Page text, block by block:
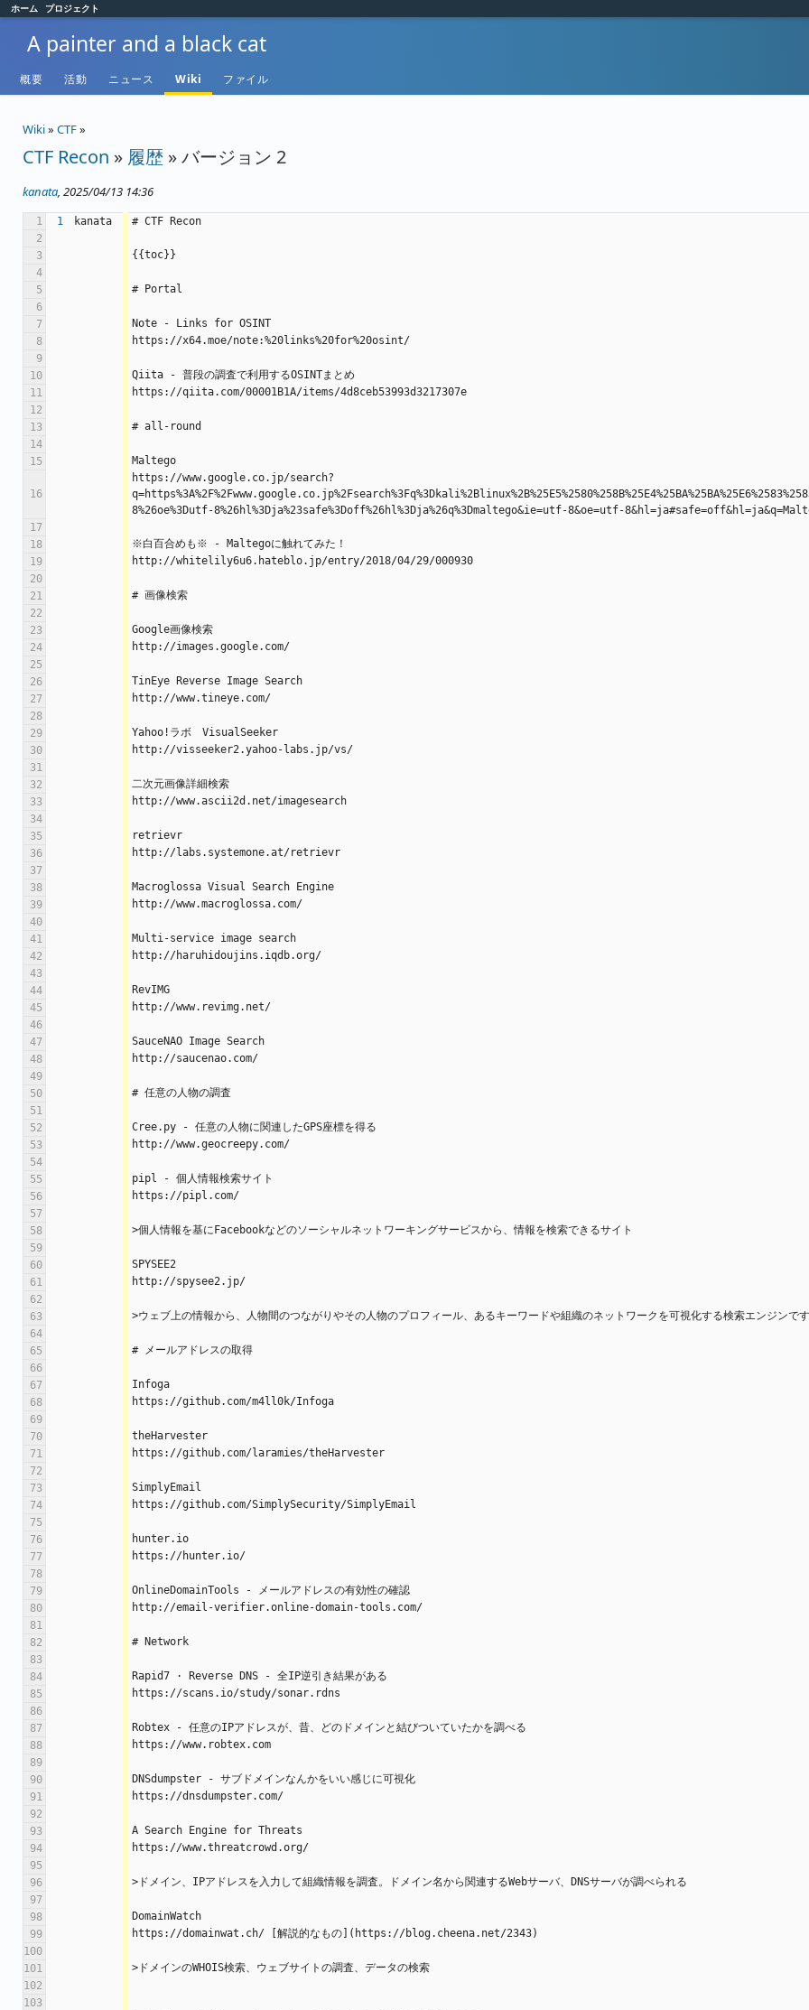
ホーム プロジェクト
A painter and a black cat
概要 活動 ニュース Wiki ファイル
Wiki» CTF»
CTF Recon » 履歴 » バージョン 2
kanata, 2025/04/13 14:36
1 1 kanata
# CTF Recon
2
3
{{toc}}
4
5
# Portal
6
7
Note - Links for OSINT
8
https://x64.moe/note:%20links%20for%20osint/
9
10
Qiita - 普段の調査で利用するOSINTまとめ
11
https://qiita.com/00001B1A/items/4d8ceb53993d3217307e
12
13
# all-round
14
15
Maltego
16
https://www.google.co.jp/search?
8%26oe%3Dutf-8%26hl%3Dja%23safe%3Doff%26hl%3Dja%26q%3Dmaltego&ie=utf-8&oe=utf-
17
18
※白百合めも※ - Maltegoに触れてみた！
19
http://whitelily6u6.hateblo.jp/entry/2018/04/29/000930
20
21
# 画像検索
22
23
Google画像検索
24
http://images.google.com/
25
26
TinEye Reverse Image Search
27
http://www.tineye.com/
28
29
Yahoo!ラボ　VisualSeeker
30
http://visseeker2.yahoo-labs.jp/vs/
31
32
二次元画像詳細検索
33
http://www.ascii2d.net/imagesearch
34
35
retrievr
36
http://labs.systemone.at/retrievr
37
38
Macroglossa Visual Search Engine
39
http://www.macroglossa.com/
40
41
Multi-service image search
42
http://haruhidoujins.iqdb.org/
43
44
RevIMG
45
http://www.revimg.net/
46
47
SauceNAO Image Search
48
http://saucenao.com/
49
50
# 任意の人物の調査
51
52
Cree.py - 任意の人物に関連したGPS座標を得る
53
http://www.geocreepy.com/
54
55
pipl - 個人情報検索サイト
56
https://pipl.com/
57
58
>個人情報を基にFacebookなどのソーシャルネットワーキングサービスから、情報を検索できるサイト
59
60
SPYSEE2
61
http://spysee2.jp/
62
63
>ウェブ上の情報から、人物間のつながりやその人物のプロフィール、あるキーワードや組織のネットワークを可視化する検索エンジンです
64
65
# メールアドレスの取得
66
67
Infoga
68
https://github.com/m4ll0k/Infoga
69
70
theHarvester
71
https://github.com/laramies/theHarvester
72
73
SimplyEmail
74
https://github.com/SimplySecurity/SimplyEmail
75
76
hunter.io
77
https://hunter.io/
78
79
OnlineDomainTools - メールアドレスの有効性の確認
80
http://email-verifier.online-domain-tools.com/
81
82
# Network
83
84
Rapid7 · Reverse DNS - 全IP逆引き結果がある
85
https://scans.io/study/sonar.rdns
86
87
Robtex - 任意のIPアドレスが、昔、どのドメインと結びついていたかを調べる
88
https://www.robtex.com
89
90
DNSdumpster - サブドメインなんかをいい感じに可視化
91
https://dnsdumpster.com/
92
93
A Search Engine for Threats
94
https://www.threatcrowd.org/
95
96
>ドメイン、IPアドレスを入力して組織情報を調査。ドメイン名から関連するWebサーバ、DNSサーバが調べられる
97
98
DomainWatch
99
https://domainwat.ch/ [解説的なもの](https://blog.cheena.net/2343)
100
101
>ドメインのWHOIS検索、ウェブサイトの調査、データの検索
102
103